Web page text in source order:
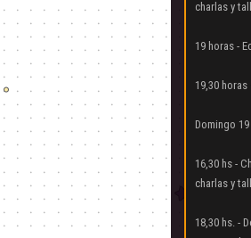
charlas y
19 horas -
19,30
Domingo
16,30 hs -
charlas y
18,30 hs. -